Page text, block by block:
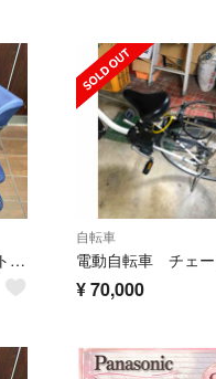
パナソニック ギュットクルームDX コンビ 自転車 フロント チャイルドシート
自転車
¥70,000